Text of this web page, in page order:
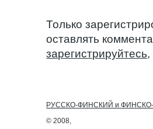
Только
оставлять
зарегистрируйтесь,
РУССКО-ФИНСКИЙ и ФИНСКО-
© 2008,